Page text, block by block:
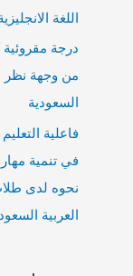
اللغة
درجة
من وجهة نظر
السعودية
فاعلية
في تنمية
نحوه لدى
العربية